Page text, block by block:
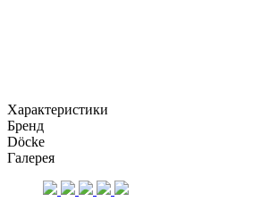
Характеристики
Бренд
Döcke
Галерея